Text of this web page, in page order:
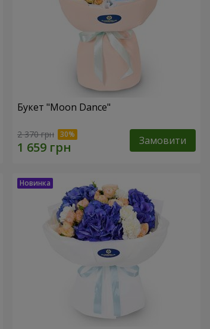
Букет "Moon Dance"
2 370 грн Замовити